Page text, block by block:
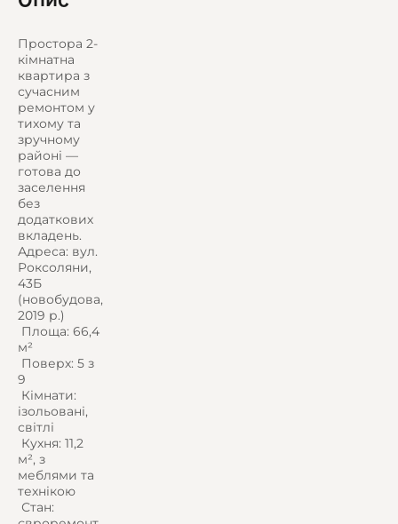
Простора 2-
кімнатна
квартира з
сучасним
ремонтом у
тихому та
зручному
районі —
готова до
заселення
без
додаткових
вкладень.
Адреса: вул.
Роксоляни,
43Б
(новобудова,
2019 р.)
️ Площа: 66,4
м²
️ Поверх: 5 з
9
️ Кімнати:
ізольовані,
світлі
️ Кухня: 11,2
м², з
меблями та
технікою
️ Стан: